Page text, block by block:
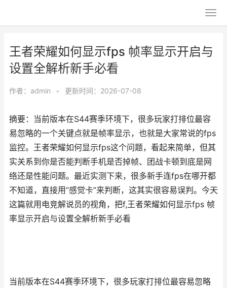
王者荣耀如何显示fps 帧率显示开启与
设置全解析新手必看
作者： admin • 更新时间：2026-07-08
摘要：当前版本在S44赛季环境下，很多玩家打排位最容
易忽略的一个关键点就是帧率显示，也就是大家常说的fps
监控。王者荣耀如何显示fps这个问题，看起来简单，但其
实关系到你是否能判断手机是否掉帧、团战卡顿到底是网
络还是性能问题。最近实测下来，很多新手连fps在哪开都
不知道，直接用“感觉卡”来判断，这其实很容易误判。今天
这篇就用电竞解说员的视角，把f,王者荣耀如何显示fps 帧
率显示开启与设置全解析新手必看
当前版本在S44赛季环境下，很多玩家打排位最容易忽略